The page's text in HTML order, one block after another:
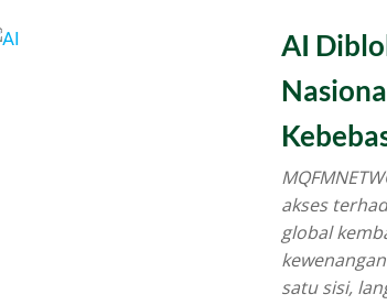
AI
akses
global
satu sisi,